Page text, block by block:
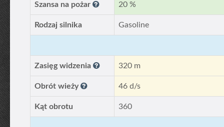
Szansa na pożar 20 %
Rodzaj silnika Gasoline
Zasięg widzenia 320 m
Obrót wieży 46 d/s
Kąt obrotu 360